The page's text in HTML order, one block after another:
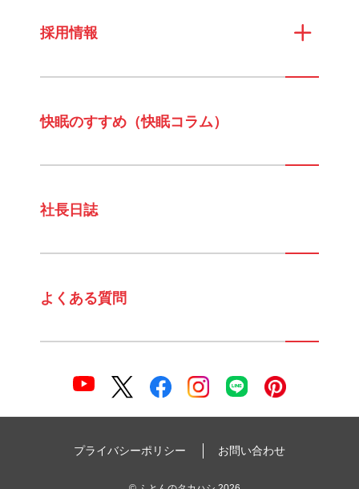
採用情報
快眠のすすめ（快眠コラム）
社長日誌
よくある質問
プライバシーポリシー お問い合わせ